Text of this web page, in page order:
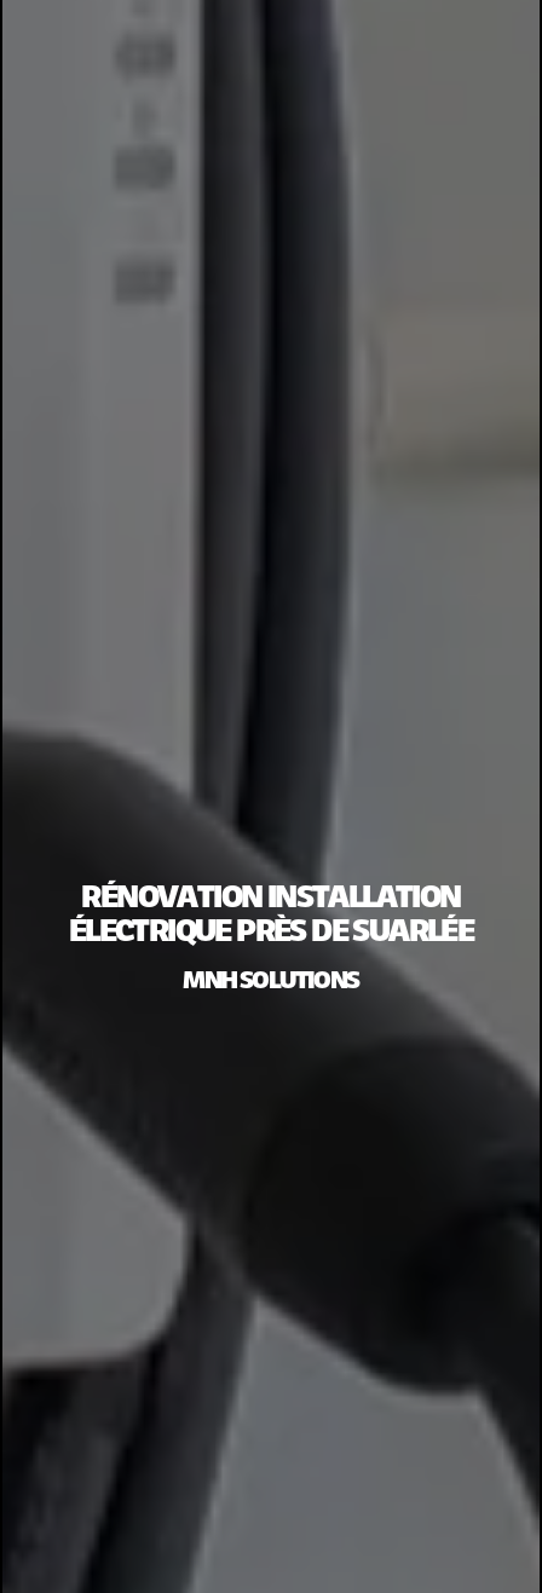
RÉNOVATION INSTALLATION
ÉLECTRIQUE PRÈS DE SUARLÉE
MNH SOLUTIONS